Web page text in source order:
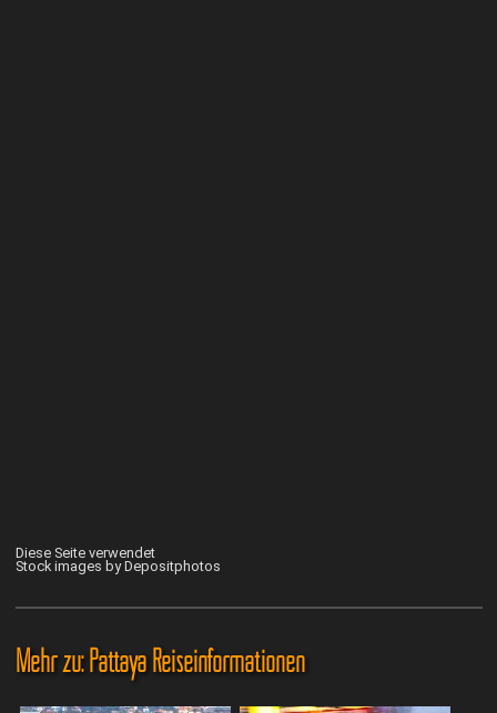
Diese Seite verwendet
Stock images by Depositphotos
Mehr zu: Pattaya Reiseinformationen